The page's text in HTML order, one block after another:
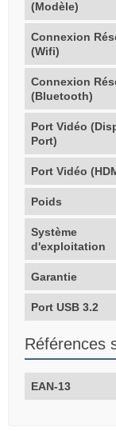
(Modèle)
Connexion
(Wifi)
Connexion
(Bluetooth)
Port Vidéo
Port)
Port Vidéo
Poids
Système
d'exploitation
Garantie
Port USB 3.2
Références
EAN-13